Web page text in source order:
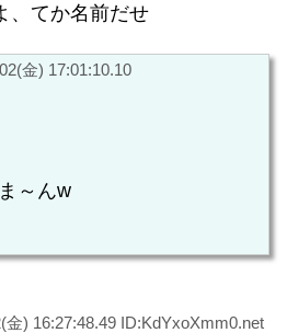
、てか名前だせ
金) 17:01:10.10
～んw
金) 16:27:48.49 ID:KdYxoXmm0.net